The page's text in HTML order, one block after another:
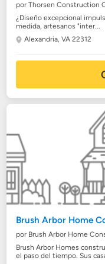
por Thorsen Construction
¿Diseño excepcional
medida, artesanos "inter...
Alexandria, VA 22312
Brush Arbor Home
por Brush Arbor Home
Brush Arbor Homes
el paso del tiempo. Sus